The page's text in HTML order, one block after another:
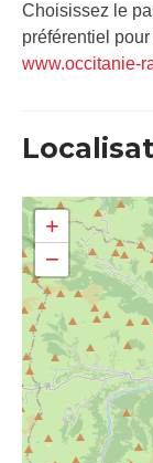
Choisissez le
préférentiel
www.occitanie-
+
−